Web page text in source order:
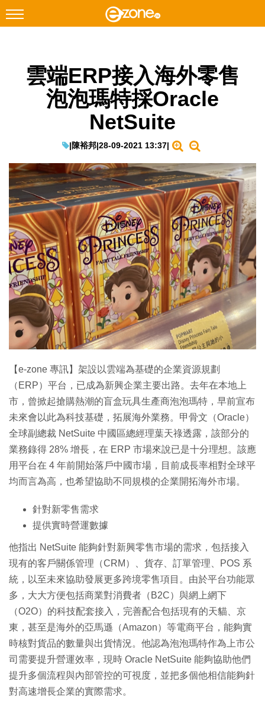
Facebook Instagram
教學評測
EduTech
IT Times
生成式AI與雲端應用
Enterprise Digital Transformation
特集
雲端ERP接入海外零售
泡泡瑪特採Oracle
NetSuite
|陳裕邦|28-09-2021 13:37|
【e-zone 專訊】架設以雲端為基礎的企業資源規劃
（ERP）平台，已成為新興企業主要出路。去年在本地上
市，曾掀起搶購熱潮的盲盒玩具生產商泡泡瑪特，早前宣布
未來會以此為科技基礎，拓展海外業務。甲骨文（Oracle）
全球副總裁 NetSuite 中國區總經理葉天祿透露，該部分的
業務錄得 28% 增長，在 ERP 市場來說已是十分理想。該應
用平台在 4 年前開始落戶中國市場，目前成長率相對全球平
均而言為高，也希望協助不同規模的企業開拓海外市場。
針對新零售需求
提供實時營運數據
他指出 NetSuite 能夠針對新興零售市場的需求，包括接入
現有的客戶關係管理（CRM）、貨存、訂單管理、POS 系
統，以至未來協助發展更多跨境零售項目。由於平台功能眾
多，大大方便包括商業對消費者（B2C）與網上網下
（O2O）的科技配套接入，完善配合包括現有的天貓、京
東，甚至是海外的亞馬遜（Amazon）等電商平台，能夠實
時核對貨品的數量與出貨情況。他認為泡泡瑪特作為上市公
司需要提升營運效率，現時 Oracle NetSuite 能夠協助他們
提升多個流程與內部管控的可視度，並把多個他相信能夠針
對高速增長企業的實際需求。